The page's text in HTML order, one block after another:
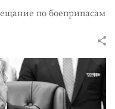
по боеприпасам